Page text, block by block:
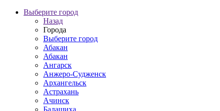
Выберите город
Назад
Города
Выберите город
Абакан
Абакан
Ангарск
Анжеро-Судженск
Архангельск
Астрахань
Ачинск
Балашиха